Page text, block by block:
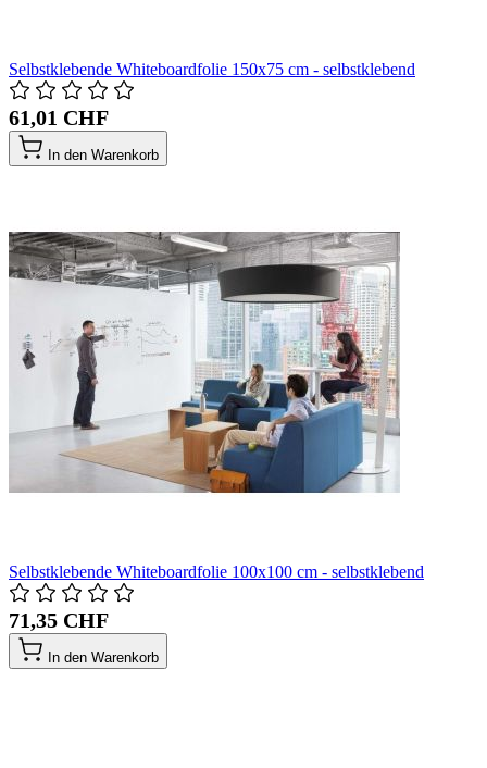
Selbstklebende Whiteboardfolie 150x75 cm - selbstklebend
61,01 CHF
In den Warenkorb
Selbstklebende Whiteboardfolie 100x100 cm - selbstklebend
71,35 CHF
In den Warenkorb